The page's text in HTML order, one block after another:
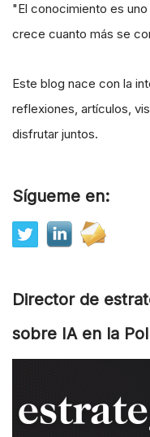
"El conocimiento es
crece cuanto más se
Este blog nace con la
reflexiones, artículos,
disfrutar juntos.
Sígueme en:
Director de
sobre IA en la